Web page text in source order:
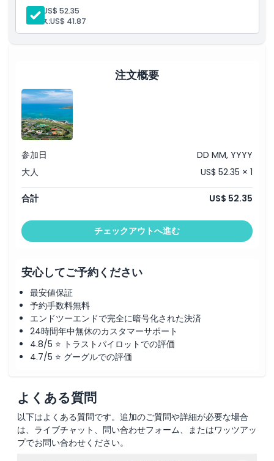
場所
キャンセルポリシー
ご来園当日のすべてのショーと展示への入場
トレーナーによるトーク
鳥や魚への餌やり
大人: US$ 52.35
ユース:US$ 41.87
注文概要
参加日
DD MM, YYYY
大人
US$ 52.35 × 1
合計 US$ 52.35
チェックアウトへ進む
安心してご予約ください
最安値保証
予約手数料無料
エンドツーエンドで完全に暗号化された決済
24時間年中無休のカスタマーサポート
4.8/5 ⭐ トラストパイロットでの評価
4.7/5 ⭐ グーグルでの評価
よくある質問
以下はよくある質問です。追加のご質問や詳細が必要な場合
は、ライブチャット、問い合わせフォーム、またはワッツアッ
プでお問い合わせください。